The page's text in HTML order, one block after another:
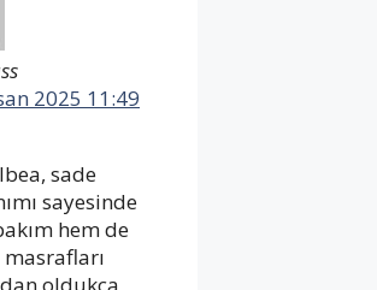
2025 11:49
sade
sayesinde
hem de